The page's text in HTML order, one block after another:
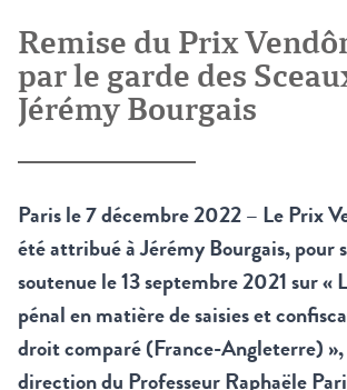
Remise du Prix
par le garde des
Jérémy Bourgais
Paris le 7 décembre 2022 – Le Prix
été attribué à Jérémy Bourgais, pour
soutenue le 13 septembre 2021 sur «
pénal en matière de saisies et
droit comparé (France-Angleterre) »,
direction du Professeur Raphaële